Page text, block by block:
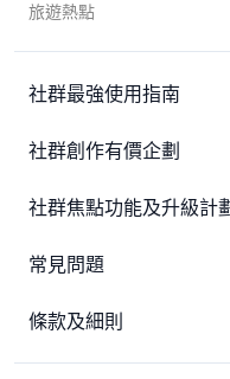
旅遊熱點
社群最強使用指南
社群創作有價企劃
社群焦點功能及升級計
常見問題
條款及細則